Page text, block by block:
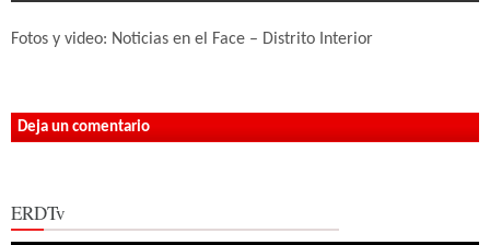
Fotos y video: Noticias en el Face – Distrito Interior
Deja un comentario
ERDTv